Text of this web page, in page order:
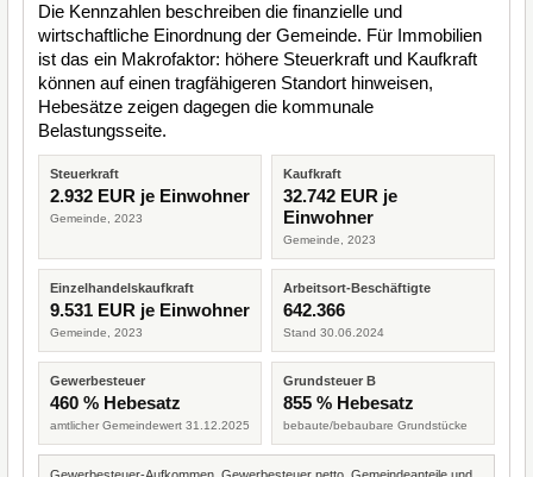
Die Kennzahlen beschreiben die finanzielle und
wirtschaftliche Einordnung der Gemeinde. Für Immobilien
ist das ein Makrofaktor: höhere Steuerkraft und Kaufkraft
können auf einen tragfähigeren Standort hinweisen,
Hebesätze zeigen dagegen die kommunale
Belastungsseite.
Steuerkraft
2.932 EUR je Einwohner
Gemeinde, 2023
Kaufkraft
32.742 EUR je
Einwohner
Gemeinde, 2023
Einzelhandelskaufkraft
9.531 EUR je Einwohner
Gemeinde, 2023
Arbeitsort-Beschäftigte
642.366
Stand 30.06.2024
Gewerbesteuer
460 % Hebesatz
amtlicher Gemeindewert 31.12.2025
Grundsteuer B
855 % Hebesatz
bebaute/bebaubare Grundstücke